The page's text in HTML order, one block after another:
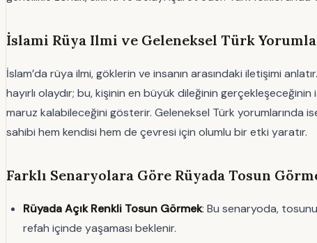
İslami Rüya Ilmi ve Geleneksel Türk
İslam’da rüya ilmi, göklerin ve insanın arasındaki iletişimi
hayırlı olaydır; bu, kişinin en büyük dileğinin
maruz kalabileceğini gösterir. Geleneksel Türk yorumlarında
sahibi hem kendisi hem de çevresi için olumlu bir etki yaratır.
Farklı Senaryolara Göre Rüyada Tosun
Rüyada Açık Renkli Tosun Görmek: Bu senaryoda,
refah içinde yaşaması beklenir.